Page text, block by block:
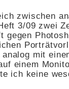
zwischen
3/09 zwei
mit
einem
ich keine